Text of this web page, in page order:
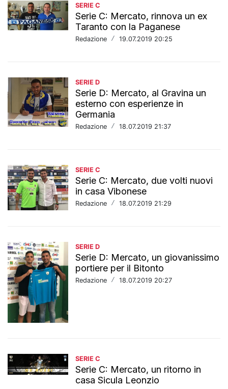
SERIE C
Serie C: Mercato, rinnova un ex
Taranto con la Paganese
Redazione / 19.07.2019 20:25
SERIE D
Serie D: Mercato, al Gravina un
esterno con esperienze in
Germania
Redazione / 18.07.2019 21:37
SERIE C
Serie C: Mercato, due volti nuovi
in casa Vibonese
Redazione / 18.07.2019 21:29
SERIE D
Serie D: Mercato, un giovanissimo
portiere per il Bitonto
Redazione / 18.07.2019 20:27
SERIE C
Serie C: Mercato, un ritorno in
casa Sicula Leonzio